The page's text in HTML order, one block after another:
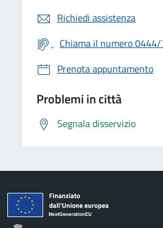
Richiedi assistenza
Chiama il numero
Prenota appuntamento
Problemi in città
Segnala disservizio